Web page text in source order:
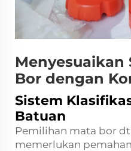
Menyesuaikan
Bor dengan
Sistem
Batuan
Pemilihan mata bor
memerlukan